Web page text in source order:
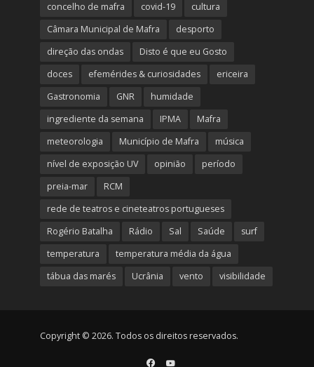
concelho de mafra
covid-19
cultura
Câmara Municipal de Mafra
desporto
direção das ondas
Disto é que eu Gosto
doces
efemérides & curiosidades
ericeira
Gastronomia
GNR
humidade
ingrediente da semana
IPMA
Mafra
meteorologia
Município de Mafra
música
nível de exposição UV
opinião
período
preia-mar
RCM
rede de teatros e cineteatros portugueses
Rogério Batalha
Rádio Sal Saúde
surf
temperatura
temperatura média da água
tábua das marés
Ucrânia vento visibilidade
Copyright © 2026. Todos os direitos reservados.